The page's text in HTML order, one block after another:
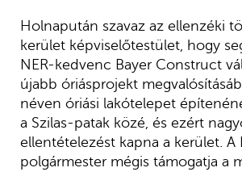
Holnapután szavaz az ellenzéki
kerület képviselőtestület, hogy
NER-kedvenc Bayer Construct
újabb óriásprojekt
néven óriási lakótelepet
a Szilas-patak közé, és ezért
ellentételezést kapna a kerület. A
polgármester mégis támogatja a